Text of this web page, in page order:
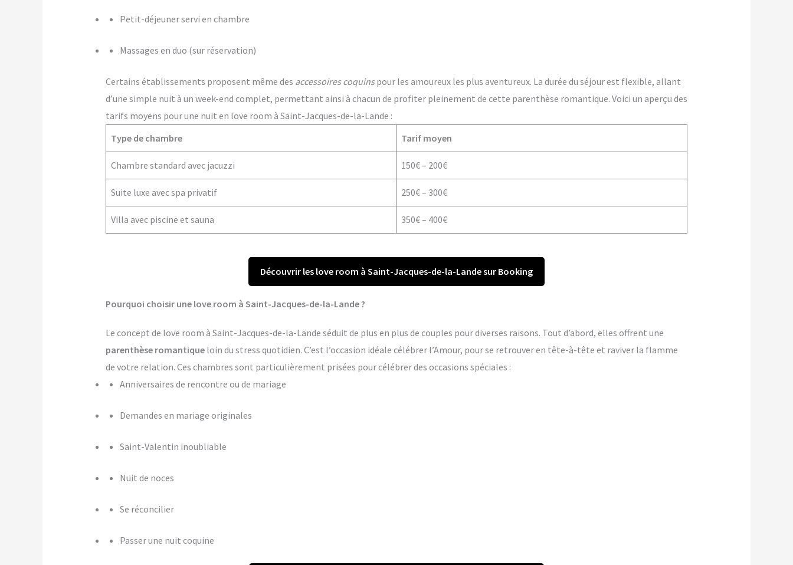
Petit-déjeuner servi en chambre
Massages en duo (sur réservation)
Certains établissements proposent même des accessoires coquinspour les amoureux les plus aventureux. La durée du séjour est flexible, allant
d’une simple nuit à un week-end complet, permettant ainsi à chacun de profiter pleinement de cette parenthèse romantique. Voici un aperçu des
tarifs moyens pour une nuit en love room à Saint-Jacques-de-la-Lande :
Type de chambre
Tarif moyen
Chambre standard avec jacuzzi 150€ – 200€
Suite luxe avec spa privatif 250€ – 300€
Villa avec piscine et sauna 350€ – 400€
Découvrir les love room à Saint-Jacques-de-la-Lande sur Booking
Pourquoi choisir une love room à Saint-Jacques-de-la-Lande ?
Le concept de love room à Saint-Jacques-de-la-Lande séduit de plus en plus de couples pour diverses raisons. Tout d’abord, elles offrent une
parenthèse romantiqueloin du stress quotidien. C’est l’occasion idéale célébrer l’Amour, pour se retrouver en tête-à-tête et raviver la flamme
de votre relation. Ces chambres sont particulièrement prisées pour célébrer des occasions spéciales :
Anniversaires de rencontre ou de mariage
Demandes en mariage originales
Saint-Valentin inoubliable
Nuit de noces
Se réconcilier
Passer une nuit coquine